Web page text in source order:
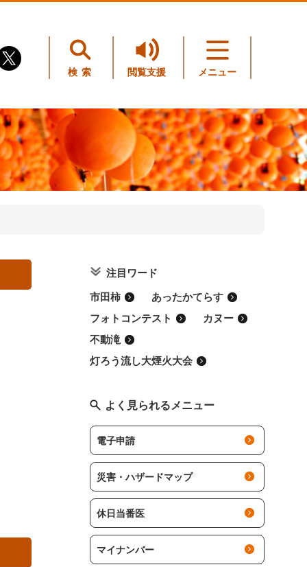
検索 閲覧支援 メニュー
注目ワード
市田柿
あったかてらす
フォトコンテスト
カヌー
不動滝
灯ろう流し大煙火大会
よく見られるメニュー
電子申請
災害・ハザードマップ
休日当番医
マイナンバー